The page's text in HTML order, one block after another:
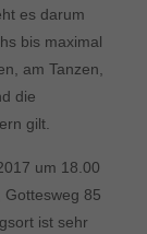
es darum
bis maximal
am Tanzen,
die
gilt.
um 18.00
Gottesweg 85
ist sehr